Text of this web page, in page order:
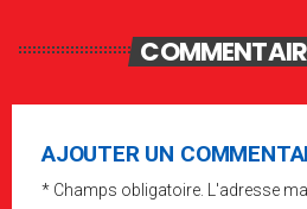
AJOUTER UN
* Champs obligatoire. L'adresse